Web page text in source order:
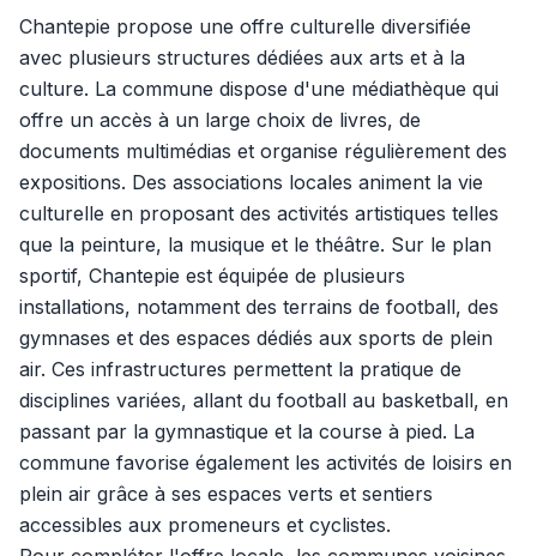
Chantepie propose une offre culturelle diversifiée
avec plusieurs structures dédiées aux arts et à la
culture. La commune dispose d'une médiathèque qui
offre un accès à un large choix de livres, de
documents multimédias et organise régulièrement des
expositions. Des associations locales animent la vie
culturelle en proposant des activités artistiques telles
que la peinture, la musique et le théâtre. Sur le plan
sportif, Chantepie est équipée de plusieurs
installations, notamment des terrains de football, des
gymnases et des espaces dédiés aux sports de plein
air. Ces infrastructures permettent la pratique de
disciplines variées, allant du football au basketball, en
passant par la gymnastique et la course à pied. La
commune favorise également les activités de loisirs en
plein air grâce à ses espaces verts et sentiers
accessibles aux promeneurs et cyclistes.